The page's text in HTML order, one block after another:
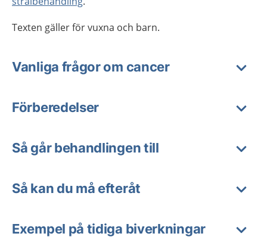
Texten gäller för vuxna och barn.
Vanliga frågor om cancer
Förberedelser
Så går behandlingen till
Så kan du må efteråt
Exempel på tidiga biverkningar